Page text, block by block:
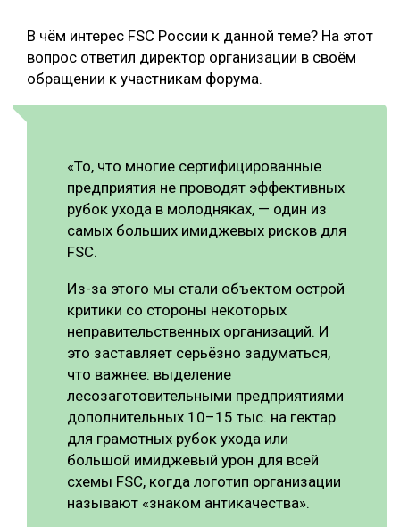
В чём интерес FSC России к данной теме? На этот
вопрос ответил директор организации в своём
обращении к участникам форума.
«То, что многие сертифицированные
предприятия не проводят эффективных
рубок ухода в молодняках, — один из
самых больших имиджевых рисков для
FSC.
Из-за этого мы стали объектом острой
критики со стороны некоторых
неправительственных организаций. И
это заставляет серьёзно задуматься,
что важнее: выделение
лесозаготовительными предприятиями
дополнительных 10–15 тыс. на гектар
для грамотных рубок ухода или
большой имиджевый урон для всей
схемы FSC, когда логотип организации
называют «знаком антикачества».